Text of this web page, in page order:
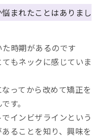
まれたことはありまし
時期があるのです
もネックに感じていま
ってから改めて矯正を
す。
インビザラインという
ることを知り、興味を